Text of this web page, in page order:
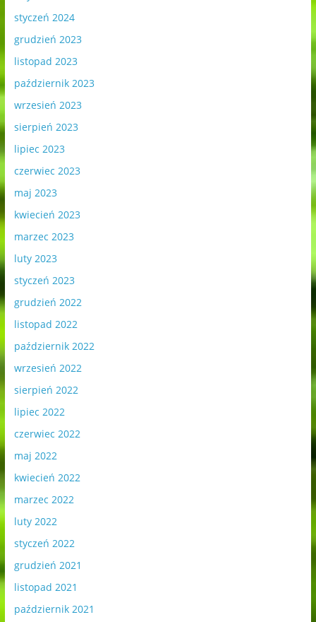
styczeń 2024
grudzień 2023
listopad 2023
październik 2023
wrzesień 2023
sierpień 2023
lipiec 2023
czerwiec 2023
maj 2023
kwiecień 2023
marzec 2023
luty 2023
styczeń 2023
grudzień 2022
listopad 2022
październik 2022
wrzesień 2022
sierpień 2022
lipiec 2022
czerwiec 2022
maj 2022
kwiecień 2022
marzec 2022
luty 2022
styczeń 2022
grudzień 2021
listopad 2021
październik 2021